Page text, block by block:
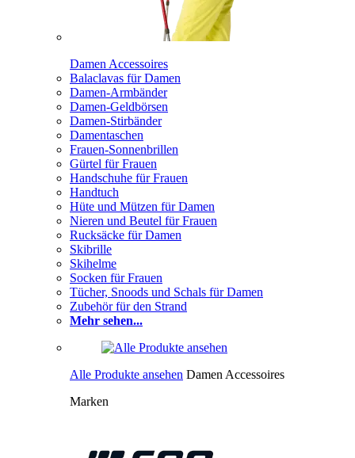
Damen Accessoires
Balaclavas für Damen
Damen-Armbänder
Damen-Geldbörsen
Damen-Stirbänder
Damentaschen
Frauen-Sonnenbrillen
Gürtel für Frauen
Handschuhe für Frauen
Handtuch
Hüte und Mützen für Damen
Nieren und Beutel für Frauen
Rucksäcke für Damen
Skibrille
Skihelme
Socken für Frauen
Tücher, Snoods und Schals für Damen
Zubehör für den Strand
Mehr sehen...
Alle Produkte ansehen Damen Accessoires
Marken